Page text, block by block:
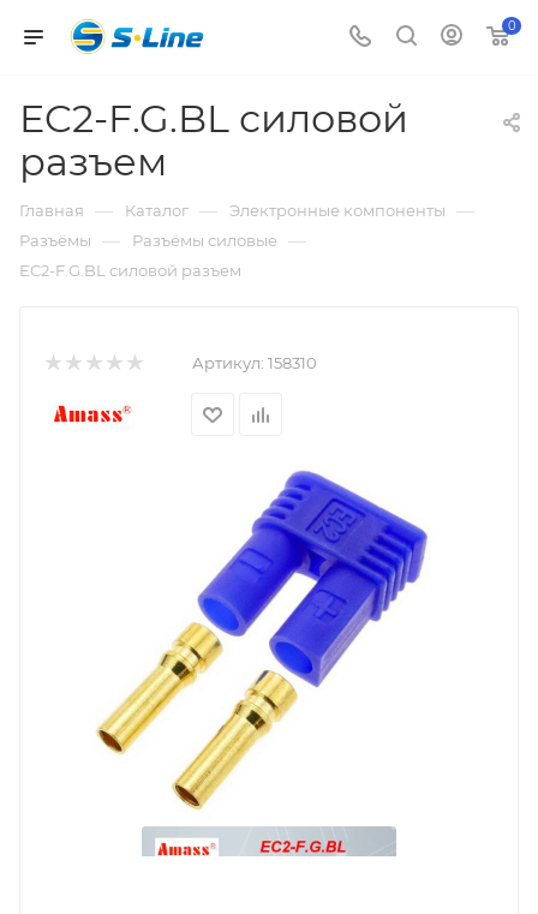
0
EC2-F.G.BL силовой
разъем
Главная — Каталог — Электронные компоненты —
Разъёмы — Разъёмы силовые —
EC2-F.G.BL силовой разъем
Артикул: 158310